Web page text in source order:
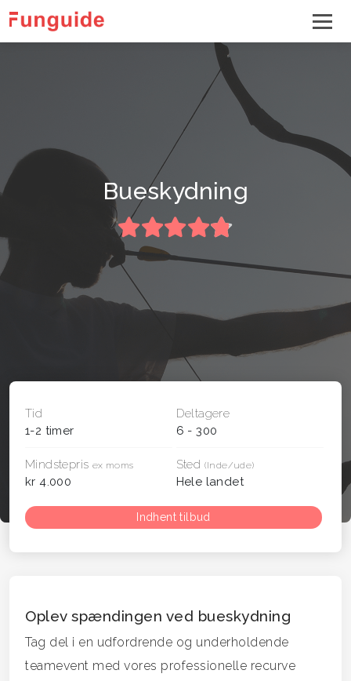
Bueskydning
Tid
1-2 timer
Deltagere
6 - 300
Mindstepris ex moms
kr 4.000
Sted (Inde/ude)
Hele landet
Indhent tilbud
Oplev spændingen ved bueskydning
Tag del i en udfordrende og underholdende
teamevent med vores professionelle recurve